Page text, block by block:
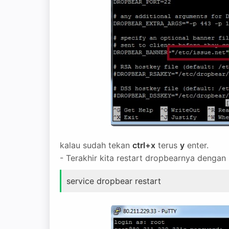
kalau sudah tekan ctrl+x terus y enter.
- Terakhir kita restart dropbearnya
service dropbear restart